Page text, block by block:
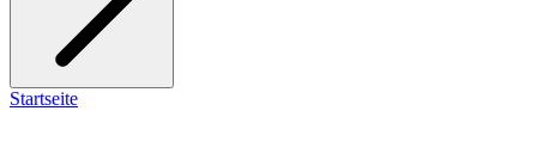
Startseite